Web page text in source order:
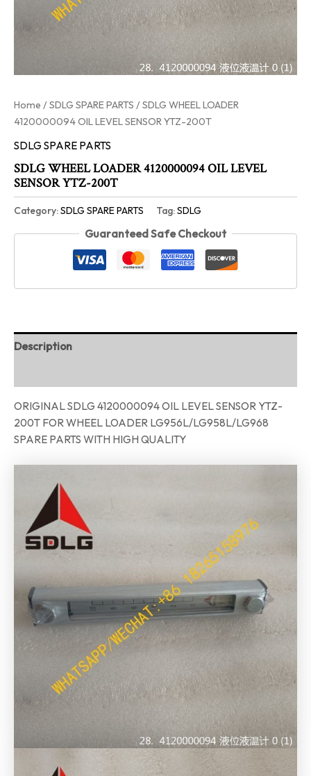
Home /SDLG SPARE PARTS / SDLG WHEEL LOADER
4120000094 OIL LEVEL SENSOR YTZ-200T
SDLG SPARE PARTS
SDLG WHEEL LOADER 4120000094 OIL LEVEL
SENSOR YTZ-200T
Category:SDLG SPARE PARTS Tag:SDLG
Guaranteed Safe Checkout
Description
ORIGINAL SDLG 4120000094 OIL LEVEL SENSOR YTZ-
200T FOR WHEEL LOADER LG956L/LG958L/LG968
SPARE PARTS WITH HIGH QUALITY